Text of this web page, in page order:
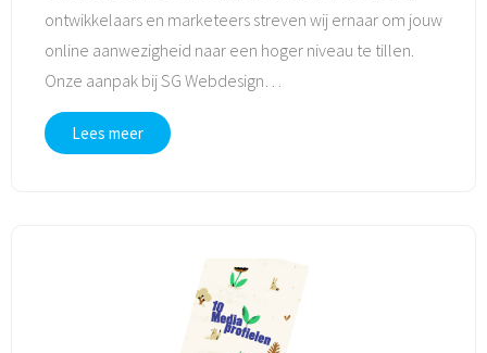
ontwikkelaars en marketeers streven wij ernaar om jouw
online aanwezigheid naar een hoger niveau te tillen.
Onze aanpak bij SG Webdesign…
Lees meer